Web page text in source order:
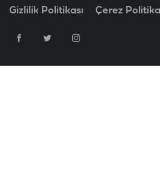
Gizlilik Politikası
Çerez